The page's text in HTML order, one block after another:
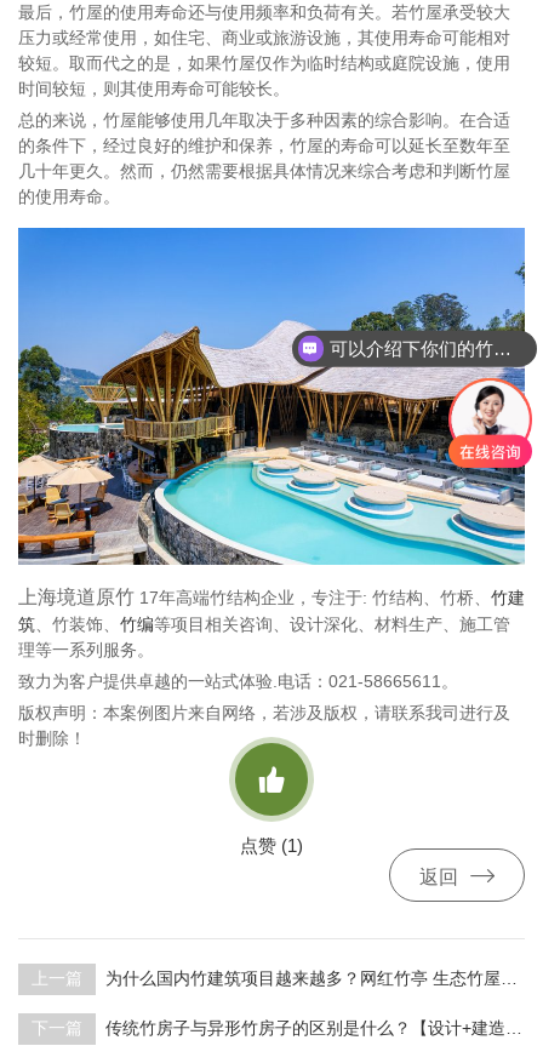
最后，竹屋的使用寿命还与使用频率和负荷有关。若竹屋承受较大
压力或经常使用，如住宅、商业或旅游设施，其使用寿命可能相对
较短。取而代之的是，如果竹屋仅作为临时结构或庭院设施，使用
时间较短，则其使用寿命可能较长。
总的来说，竹屋能够使用几年取决于多种因素的综合影响。在合适
的条件下，经过良好的维护和保养，竹屋的寿命可以延长至数年至
几十年更久。然而，仍然需要根据具体情况来综合考虑和判断竹屋
的使用寿命。
上海境道原竹 17年高端竹结构企业，专注于: 竹结构、竹桥、 竹建
筑、竹装饰、 竹编等项目相关咨询、设计深化、材料生产、施工管
理等一系列服务。
致力为客户提供卓越的一站式体验.电话：021-58665611。
版权声明：本案例图片来自网络，若涉及版权，请联系我司进行及
时删除！

点赞 (1)
返回

上一篇 为什么国内竹建筑项目越来越多？网红竹亭 生态竹屋【设计+建造】上海境道原竹
下一篇 传统竹房子与异形竹房子的区别是什么？【设计+建造】上海境道原竹
可以介绍下你们的竹建筑产品么
你们竹建筑是怎么收费的呢